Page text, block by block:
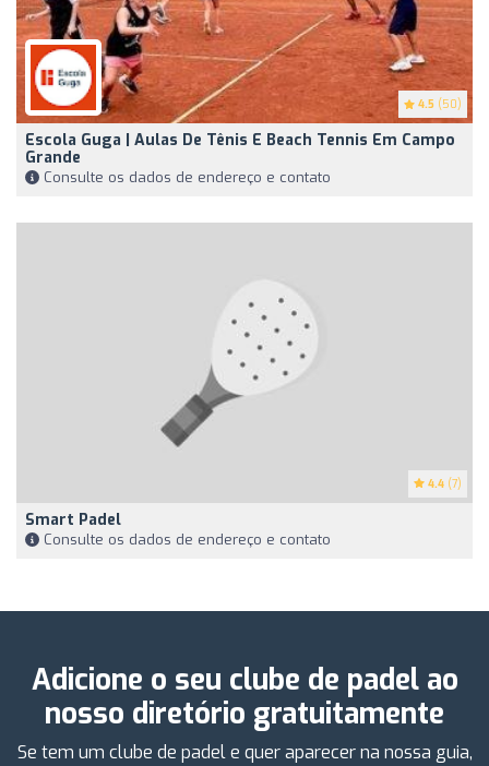
4.5 (50)
Escola Guga | Aulas De Tênis E Beach Tennis Em Campo
Grande
Consulte os dados de endereço e contato
4.4 (7)
Smart Padel
Consulte os dados de endereço e contato
Adicione o seu clube de padel ao
nosso diretório gratuitamente
Se tem um clube de padel e quer aparecer na nossa guia,